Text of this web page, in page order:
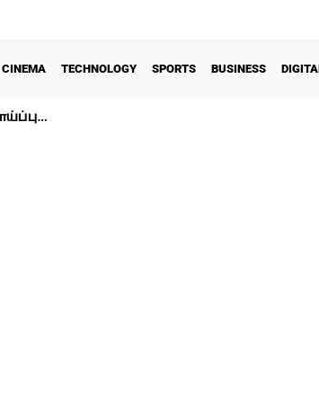
CINEMA TECHNOLOGY SPORTS BUSINESS